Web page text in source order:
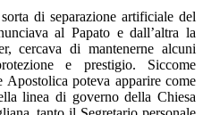
di separazione artificiale del
al Papato e dall’altra la
cercava di mantenerne alcuni
e prestigio. Siccome
Apostolica poteva apparire come
linea di governo della Chiesa